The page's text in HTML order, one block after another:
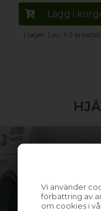
Vi använder
förbättring av
om cookies i
Lägg i
I lager. Lev. 1-2